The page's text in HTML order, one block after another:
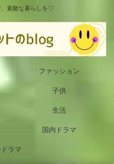
素敵な暮らしを♡
ファッション
子供
生活
国内ドラマ
ラマ